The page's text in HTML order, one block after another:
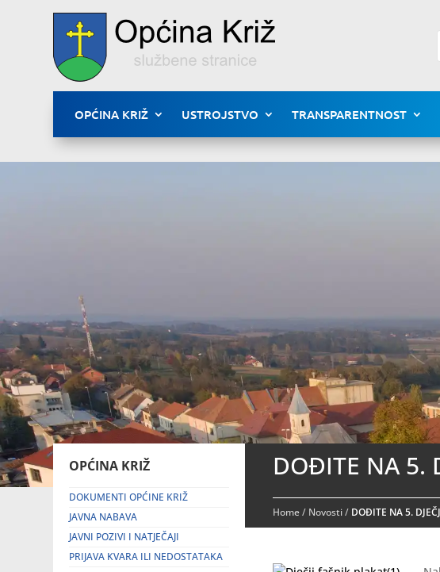
OPĆINA KRIŽ USTROJSTVO TRANSPARENTNOST
OPĆINA KRIŽ
DOKUMENTI OPĆINE KRIŽ
JAVNA NABAVA
JAVNI POZIVI I NATJEČAJI
PRIJAVA KVARA ILI NEDOSTATAKA
DOĐITE NA 5.
Home/ Novosti/ DOĐITE NA 5.